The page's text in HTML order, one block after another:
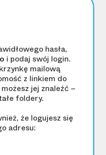
hasła,
i podaj swój login.
mailową
z linkiem do
jej znaleźć –
foldery.
że logujesz się
adresu: